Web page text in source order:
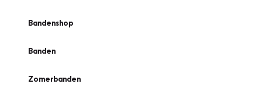
Bandenshop
Banden
Zomerbanden